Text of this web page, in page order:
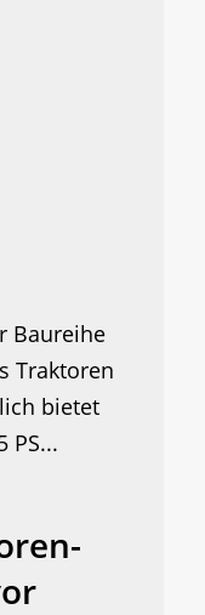
Baureihe
Traktoren
bietet
PS...